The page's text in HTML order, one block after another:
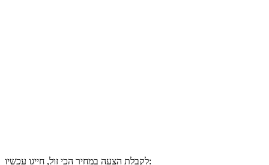
לקבלת הצעה במחיר הכי זול, חייגו עכשיו: